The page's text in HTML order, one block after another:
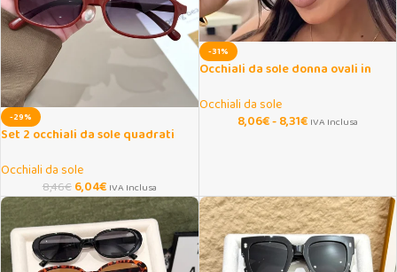
-29%
Set 2 occhiali da sole quadrati
Occhiali da sole
8,46€ 6,04€ IVA Inclusa
-31%
Occhiali da sole donna ovali in
Occhiali da sole
8,06€-8,31€ IVA Inclusa